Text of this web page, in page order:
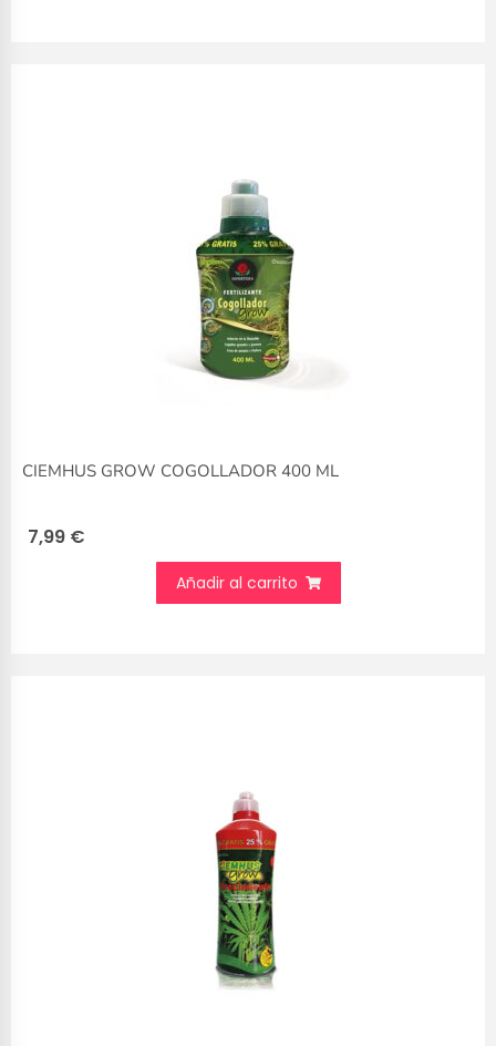
CIEMHUS GROW COGOLLADOR 400 ML
7,99 €
Añadir al carrito